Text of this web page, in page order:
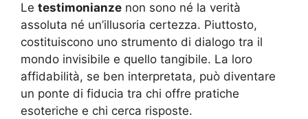
Le testimonianze non sono né la verità
assoluta né un’illusoria certezza. Piuttosto,
costituiscono uno strumento di dialogo tra il
mondo invisibile e quello tangibile. La loro
affidabilità, se ben interpretata, può diventare
un ponte di fiducia tra chi offre pratiche
esoteriche e chi cerca risposte.